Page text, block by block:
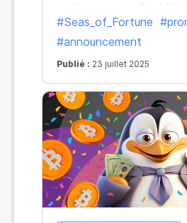
coffre avec un Pool
!#Seas_of_Fortune
#announcement
Publié : 23 juillet 2025